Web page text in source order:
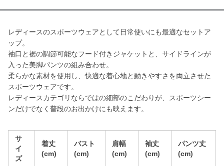
レディースのスポーツウェアとして日常使いにも最適なセットア
ップ。
袖口と裾の調節可能なフード付きジャケットと、サイドラインが
入った美脚パンツの組み合わせ。
柔らかな素材を使用し、快適な着心地と動きやすさを両立させた
スポーツウェアです。
レディースカテゴリならではの細部のこだわりが、スポーツシー
ンだけでなく普段のお出かけにも映えます。
サ
イ
ズ
着丈
(cm)
バスト
(cm)
肩幅
(cm)
袖丈
(cm)
パンツ丈
(cm)